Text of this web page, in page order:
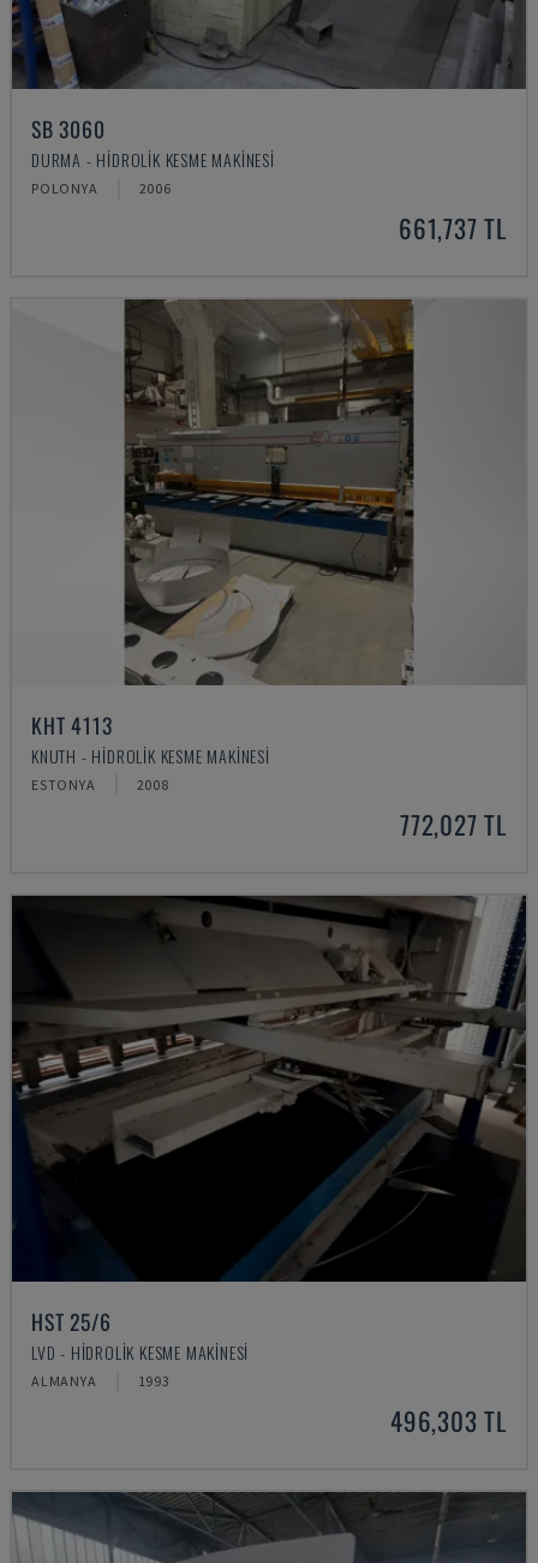
SB 3060
DURMA - HIDROLIK KESME MAKINESI
POLONYA 2006
661,737 TL
KHT 4113
KNUTH - HIDROLIK KESME MAKINESI
ESTONYA 2008
772,027 TL
HST 25/6
LVD - HIDROLIK KESME MAKINESI
ALMANYA 1993
496,303 TL